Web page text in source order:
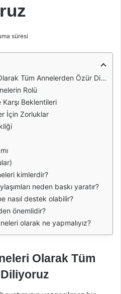
süresi
Tüm Annelerden Özür Diliyoruz
Rolü
Beklentileri
İçin Zorluklar
kimlerdir?
neden baskı yaratır?
nasıl destek olabilir?
önemlidir?
olarak ne yapmalıyız?
Olarak Tüm